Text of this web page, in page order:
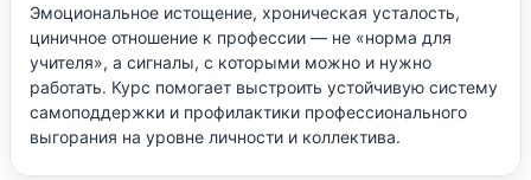
Эмоциональное истощение, хроническая усталость,
циничное отношение к профессии — не «норма для
учителя», а сигналы, с которыми можно и нужно
работать. Курс помогает выстроить устойчивую систему
самоподдержки и профилактики профессионального
выгорания на уровне личности и коллектива.